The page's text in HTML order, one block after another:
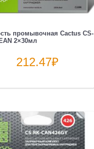
промывочная Cactus CS-
2×30мл
212.47₽